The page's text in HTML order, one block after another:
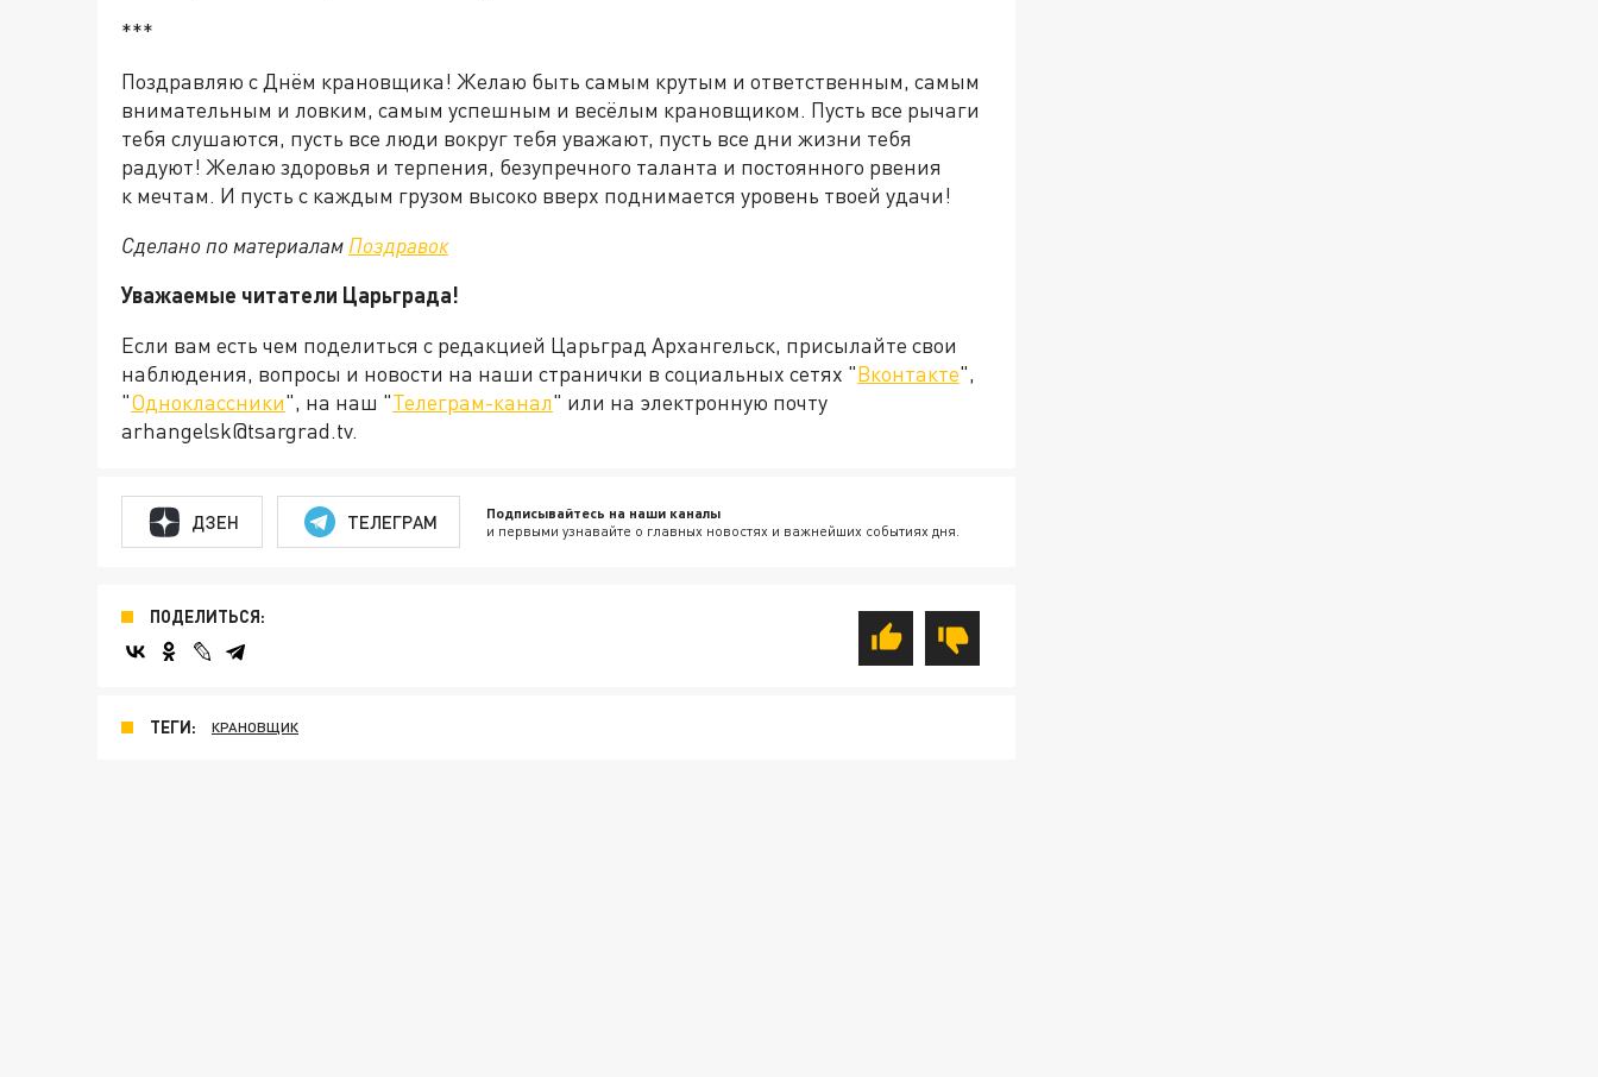
***
Поздравляю с Днём крановщика! Желаю быть самым крутым и ответственным, самым
внимательным и ловким, самым успешным и весёлым крановщиком. Пусть все рычаги
тебя слушаются, пусть все люди вокруг тебя уважают, пусть все дни жизни тебя
радуют! Желаю здоровья и терпения, безупречного таланта и постоянного рвения
к мечтам. И пусть с каждым грузом высоко вверх поднимается уровень твоей удачи!
Сделано по материалам Поздравок
Уважаемые читатели Царьграда!
Если вам есть чем поделиться с редакцией Царьград Архангельск, присылайте свои
наблюдения, вопросы и новости на наши странички в социальных сетях "Вконтакте",
"Одноклассники", на наш "Телеграм-канал" или на электронную почту
arhangelsk@tsargrad.tv.
ДЗЕН ТЕЛЕГРАМ Подписывайтесь на наши каналы
и первыми узнавайте о главных новостях и важнейших событиях дня.
ПОДЕЛИТЬСЯ:
ТЕГИ: КРАНОВЩИК